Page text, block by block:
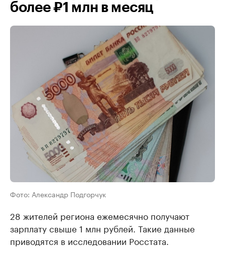
более ₽1 млн в месяц
Фото: Александр Подгорчук
28 жителей региона ежемесячно получают
зарплату свыше 1 млн рублей. Такие данные
приводятся в исследовании Росстата.